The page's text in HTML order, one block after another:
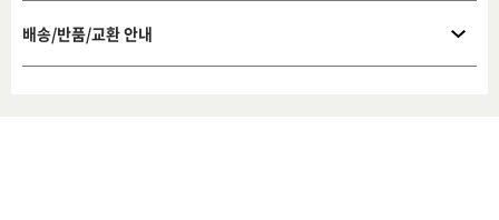
배송/반품/교환 안내